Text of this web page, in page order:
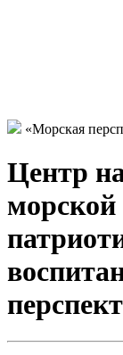
«Морская
Центр
морской